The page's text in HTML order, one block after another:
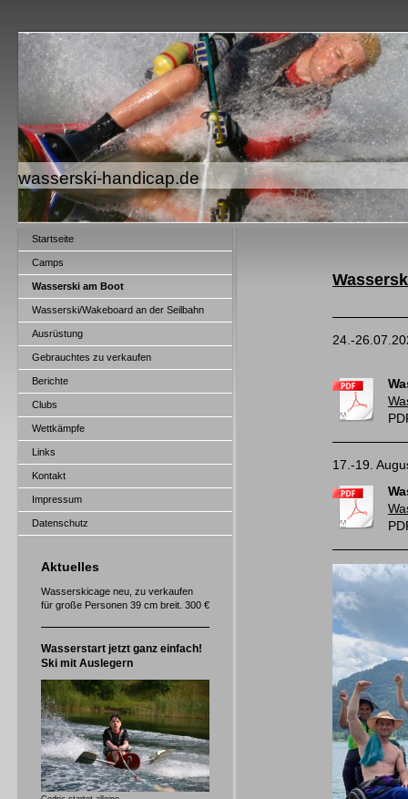
wasserski-handicap.de
Startseite
Camps
Wasserski am Boot
Wasserski/Wakeboard an der Seilbahn
Ausrüstung
Gebrauchtes zu verkaufen
Berichte
Clubs
Wettkämpfe
Links
Kontakt
Impressum
Datenschutz
Aktuelles
Wasserskicage neu, zu verkaufen
für große Personen 39 cm breit. 300 €
Wasserstart jetzt ganz einfach!
Ski mit Auslegern
24.-
17.-19.